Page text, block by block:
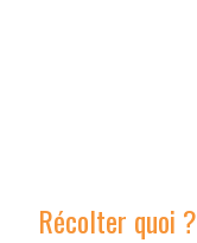
Récolter quoi ?